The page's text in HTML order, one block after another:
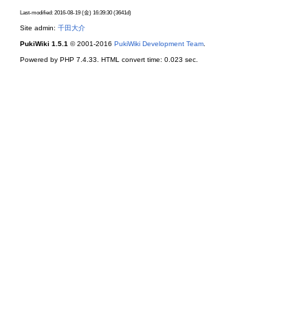
Last-modified: 2016-08-19 (金) 16:39:30 (3641d)
Site admin: 千田大介
PukiWiki 1.5.1 © 2001-2016 PukiWiki Development Team.
Powered by PHP 7.4.33. HTML convert time: 0.023 sec.